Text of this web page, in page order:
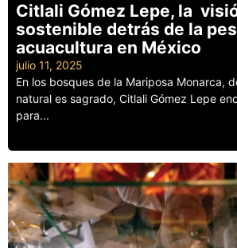
Citlali Gómez Lepe, la
sostenible detrás de la
acuacultura en México
julio 11, 2025
En los bosques de la Mariposa Monarca,
natural es sagrado, Citlali Gómez Lepe
para...